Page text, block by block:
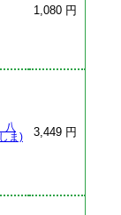
1,080 円
八
ま)
3,449 円